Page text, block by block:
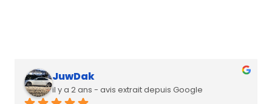
JuwDak
il y a 2 ans